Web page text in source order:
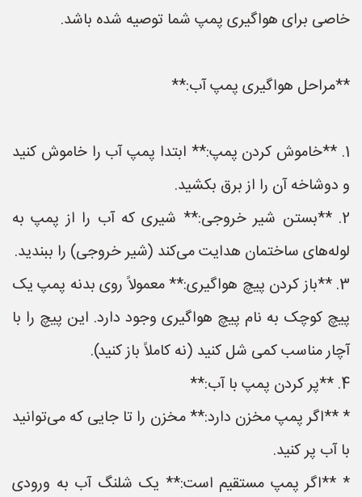
خاصی برای هواگیری پمپ شما توصیه شده باشد.
**مراحل هواگیری پمپ آب:**
1. **خاموش کردن پمپ:** ابتدا پمپ آب را خاموش کنید
و دوشاخه آن را از برق بکشید.
2. **بستن شیر خروجی:** شیری که آب را از پمپ به
لوله‌های ساختمان هدایت می‌کند (شیر خروجی) را ببندید.
3. **باز کردن پیچ هواگیری:** معمولاً روی بدنه پمپ یک
پیچ کوچک به نام پیچ هواگیری وجود دارد. این پیچ را با
آچار مناسب کمی شل کنید (نه کاملاً باز کنید).
4. **پر کردن پمپ با آب:**
* **اگر پمپ مخزن دارد:** مخزن را تا جایی که می‌توانید
با آب پر کنید.
* **اگر پمپ مستقیم است:** یک شلنگ آب به ورودی